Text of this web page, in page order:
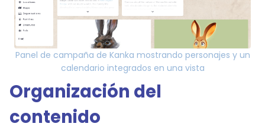
Panel de campaña de Kanka mostrando personajes y un
calendario integrados en una vista
Organización del
contenido